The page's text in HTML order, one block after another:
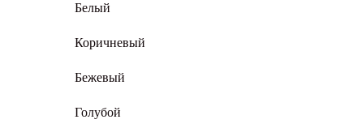
Белый
Коричневый
Бежевый
Голубой